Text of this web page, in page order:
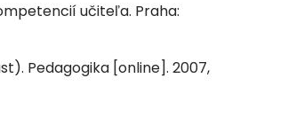
učiteľa. Praha:
Pedagogika [online]. 2007,